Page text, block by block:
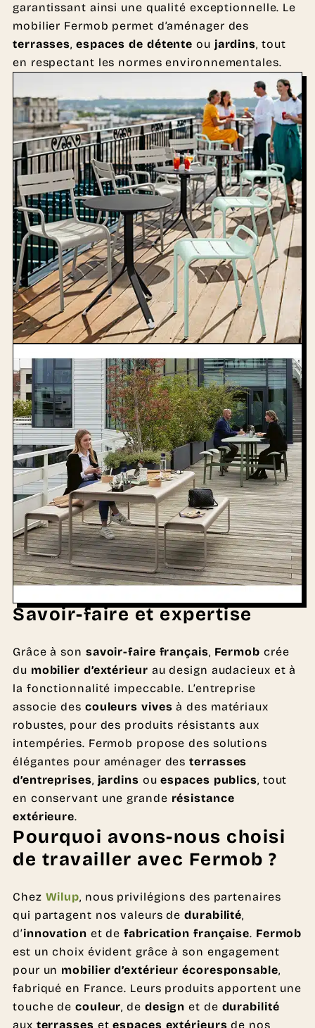
garantissant ainsi une qualité exceptionnelle. Le
mobilier Fermob permet d’aménager des
terrasses, espaces de détente ou jardins, tout
en respectant les normes environnementales.
Savoir-faire et expertise
Grâce à son savoir-faire français, Fermob crée
du mobilier d’extérieur au design audacieux et à
la fonctionnalité impeccable. L’entreprise
associe des couleurs vives à des matériaux
robustes, pour des produits résistants aux
intempéries. Fermob propose des solutions
élégantes pour aménager desterrasses
d’entreprises, jardins ouespaces publics, tout
en conservant une grande résistance
extérieure.
Pourquoi avons-nous choisi
de travailler avec Fermob ?
Chez Wilup, nous privilégions des partenaires
qui partagent nos valeurs dedurabilité,
d’innovation et defabrication française. Fermob
est un choix évident grâce à son engagement
pour un mobilier d’extérieur écoresponsable,
fabriqué en France. Leurs produits apportent une
touche decouleur, de design et de durabilité
aux terrasses etespaces extérieurs de nos